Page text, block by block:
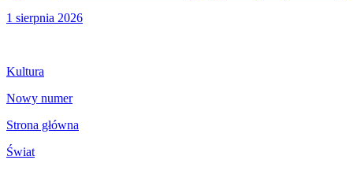
1 sierpnia 2026
Kultura
Nowy numer
Strona główna
Świat